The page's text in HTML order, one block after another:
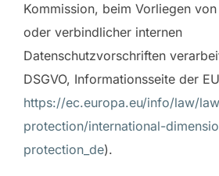
Kommission, beim Vorliegen
oder verbindlicher internen
Datenschutzvorschriften
DSGVO, Informationsseite der
https://ec.europa.eu/info/law/
protection/international-
protection_de).